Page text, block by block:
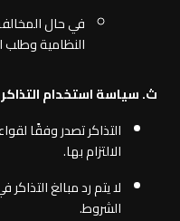
في حال
النظامية
ث‌. سياسة استخدام
التذاكر تصدر وفقًا
الالتزام بها.
لا يتم رد مبالغ
الشروط.